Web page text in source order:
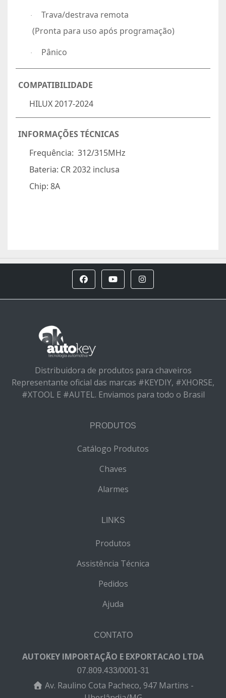
·
Trava/destrava remota
(Pronta para uso após programação)
· Pânico
COMPATIBILIDADE
HILUX 2017-2024
INFORMAÇÕES TÉCNICAS
Frequência: 312/315MHz
Bateria: CR 2032 inclusa
Chip: 8A
Distribuidora de produtos para chaveiros
Representante oficial das marcas #KEYDIY, #XHORSE,
#XTOOL E #AUTEL. Enviamos para todo o Brasil
PRODUTOS
Catálogo Produtos
Chaves
Alarmes
LINKS
Produtos
Assistência Técnica
Pedidos
Ajuda
CONTATO
AUTOKEY IMPORTAÇÃO E EXPORTACAO LTDA
07.809.433/0001-31
Av. Raulino Cota Pacheco, 947 Martins -